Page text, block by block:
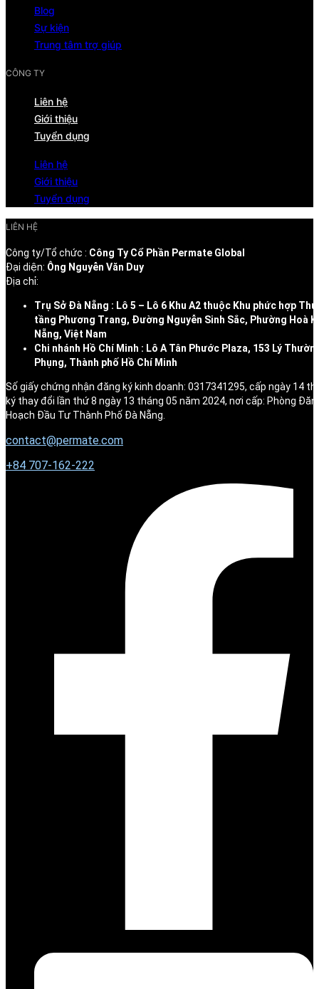
Blog
Sự kiện
Trung tâm trợ giúp
CÔNG TY
Liên hệ
Giới thiệu
Tuyển dụng
Liên hệ
Giới thiệu
Tuyển dụng
LIÊN HỆ
Công ty/Tổ chức : Công Ty Cổ Phần Permate Global
Đại diện: Ông Nguyễn Văn Duy
Địa chỉ:
Trụ Sở Đà Nẵng : Lô 5 – Lô 6 Khu A2 thuộc Khu phức hợp
tầng Phương Trang, Đường Nguyễn Sinh Sắc, Phường Hoà
Nẵng, Việt Nam
Chi nhánh Hồ Chí Minh : Lô A Tân Phước Plaza, 153 Lý
Phụng, Thành phố Hồ Chí Minh
Số giấy chứng nhận đăng ký kinh doanh: 0317341295, cấp ngày 14
ký thay đổi lần thứ 8 ngày 13 tháng 05 năm 2024, nơi cấp: Phòng
Hoạch Đầu Tư Thành Phố Đà Nẵng.
contact@permate.com
+84 707-162-222